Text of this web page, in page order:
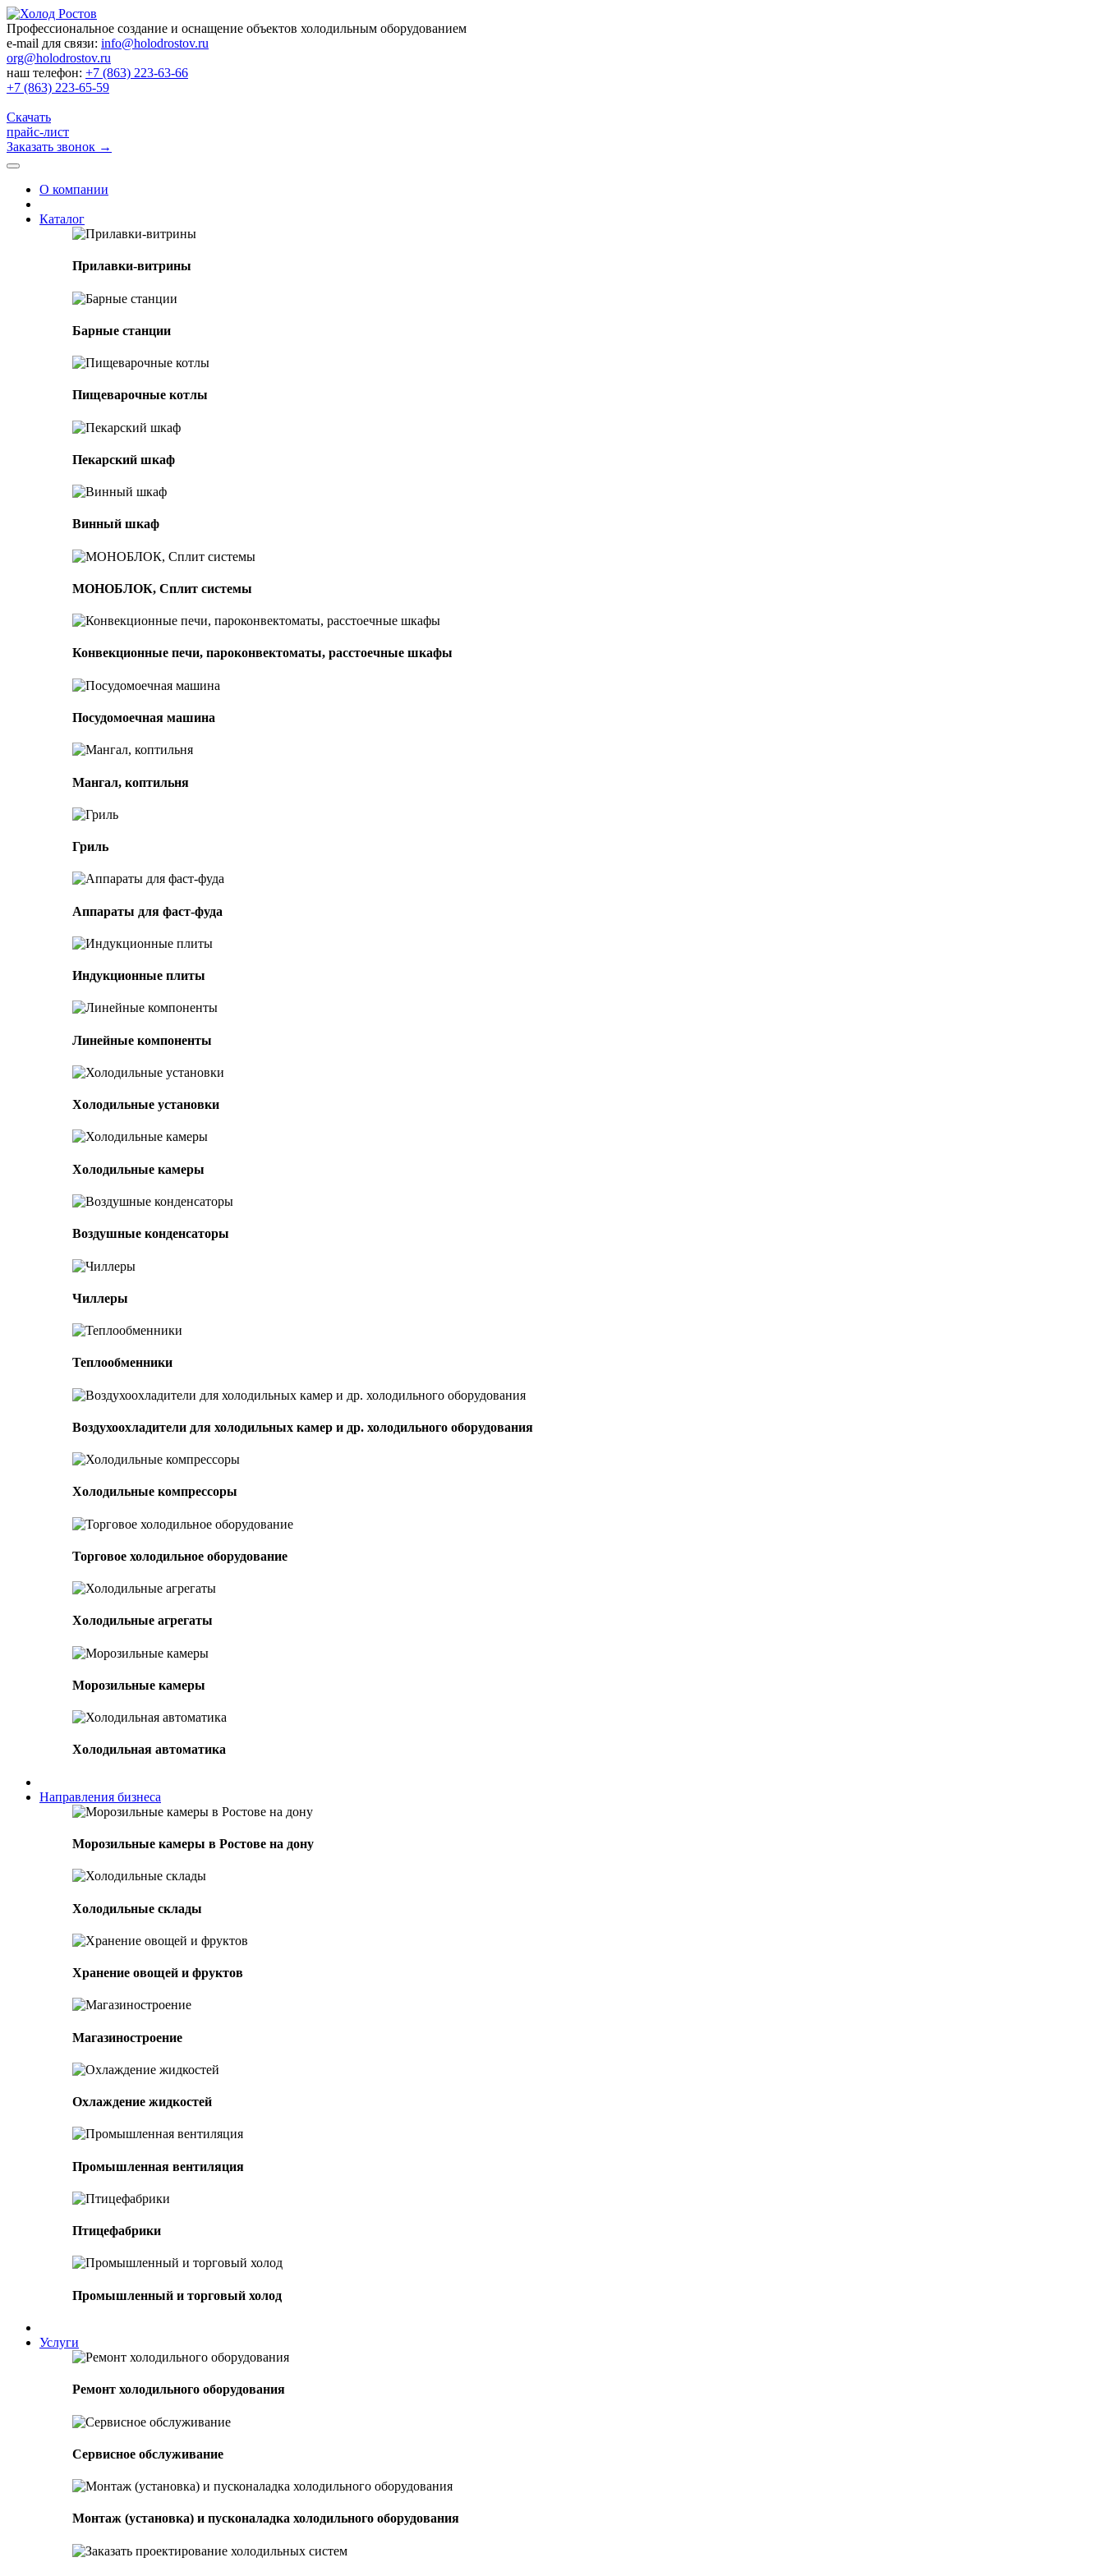
Профессиональное создание и оснащение объектов холодильным оборудованием
e-mail для связи: info@holodrostov.ru
org@holodrostov.ru
наш телефон: +7 (863) 223-63-66
+7 (863) 223-65-59
Скачать
прайс-лист
Заказать звонок →
О компании
Каталог
Прилавки-витрины
Барные станции
Пищеварочные котлы
Пекарский шкаф
Винный шкаф
МОНОБЛОК, Сплит системы
Конвекционные печи, пароконвектоматы, расстоечные шкафы
Посудомоечная машина
Мангал, коптильня
Гриль
Аппараты для фаст-фуда
Индукционные плиты
Линейные компоненты
Холодильные установки
Холодильные камеры
Воздушные конденсаторы
Чиллеры
Теплообменники
Воздухоохладители для холодильных камер и др. холодильного оборудования
Холодильные компрессоры
Торговое холодильное оборудование
Холодильные агрегаты
Морозильные камеры
Холодильная автоматика
Направления бизнеса
Морозильные камеры в Ростове на дону
Холодильные склады
Хранение овощей и фруктов
Магазиностроение
Охлаждение жидкостей
Промышленная вентиляция
Птицефабрики
Промышленный и торговый холод
Услуги
Ремонт холодильного оборудования
Сервисное обслуживание
Монтаж (установка) и пусконаладка холодильного оборудования